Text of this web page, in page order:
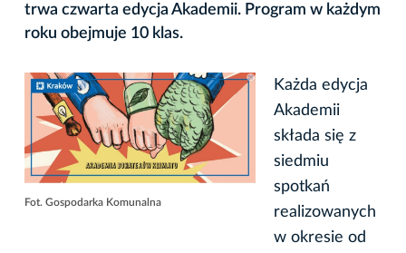
trwa czwarta edycja Akademii. Program w każdym
roku obejmuje 10 klas.
Fot. Gospodarka Komunalna
Każda edycja
Akademii
składa się z
siedmiu
spotkań
realizowanych
w okresie od